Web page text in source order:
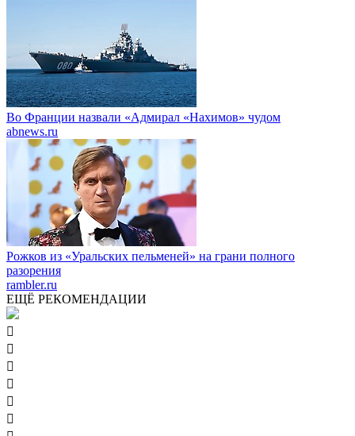
Во Франции назвали «Адмирал «Нахимов» чудом
abnews.ru
Рожков из «Уральских пельменей» на грани полного
разорения
rambler.ru
ЕЩЁ РЕКОМЕНДАЦИИ





